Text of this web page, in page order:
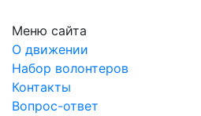
Меню сайта
О движении
Набор волонтеров
Контакты
Вопрос-ответ